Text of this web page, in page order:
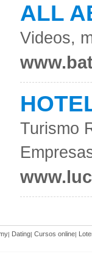
ALL
Videos,
Turismo
| Dating| Cursos online|